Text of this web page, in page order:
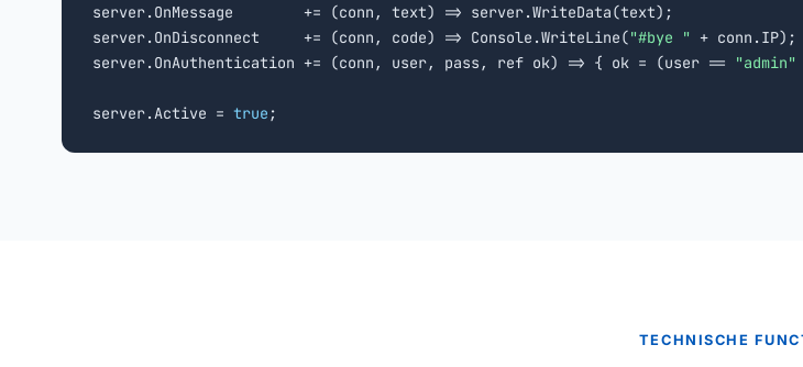
server.OnMessage        += (conn, text) => server.WriteData(text);
server.OnDisconnect     += (conn, code) => Console.WriteLine("#bye "
+ conn.IP);
server.OnAuthentication += (conn, user, pass, ref ok) => { ok = (user ==
"admin"
server.Active = true ;
TECHNISCHE